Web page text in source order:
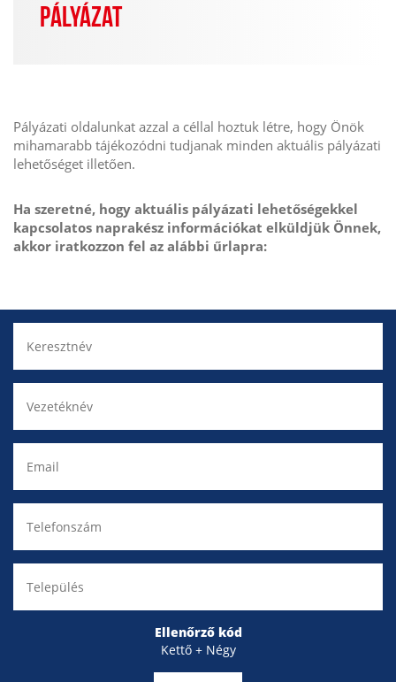
PÁLYÁZAT
Pályázati oldalunkat azzal a céllal hoztuk létre, hogy Önök
mihamarabb tájékozódni tudjanak minden aktuális pályázati
lehetőséget illetően.
Ha szeretné, hogy aktuális pályázati lehetőségekkel
kapcsolatos naprakész információkat elküldjük Önnek,
akkor iratkozzon fel az alábbi űrlapra:
Ellenőrző kód
Kettő + Négy